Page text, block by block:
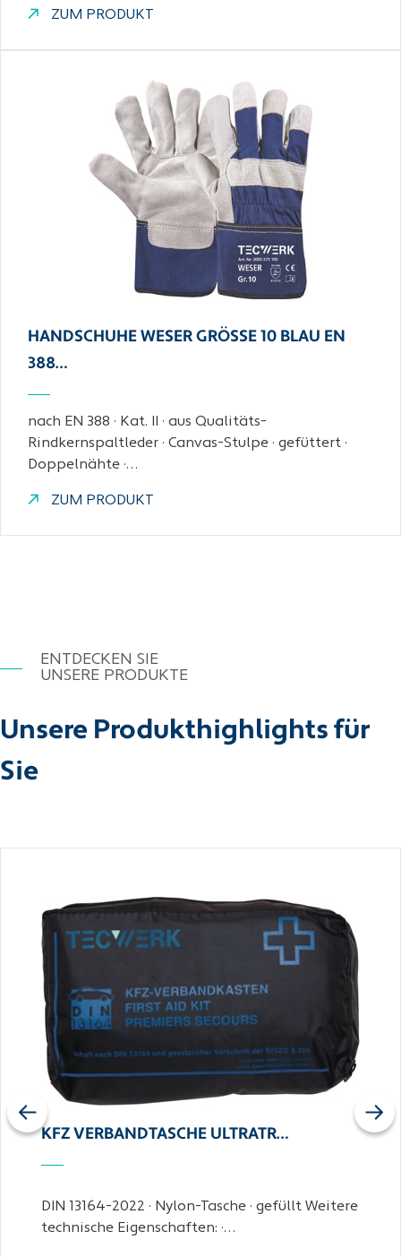
ZUM PRODUKT
HANDSCHUHE WESER GRÖSSE 10 BLAU EN 3
88…
nach EN 388 · Kat. II · aus Qualitäts-
Rindkernspaltleder · Canvas-Stulpe · gefüttert ·
Doppelnähte ·…
ZUM PRODUKT
ENTDECKEN SIE
UNSERE PRODUKTE
Unsere Produkthighlights für
Sie
KFZ VERBANDTASCHE ULTRATR…
DIN 13164-2022 · Nylon-Tasche · gefüllt Weitere
technische Eigenschaften: ·…
Previous Next